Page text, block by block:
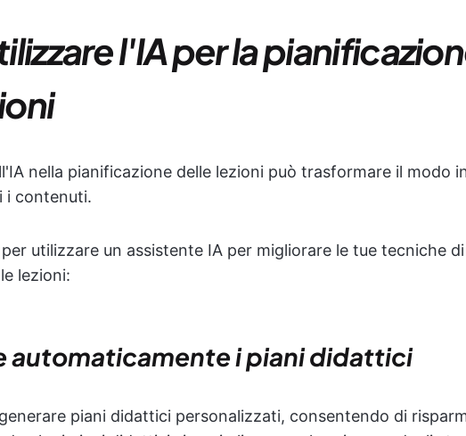
l'IA per la
nella pianificazione delle lezioni può trasformare il modo
i contenuti.
utilizzare un assistente IA per migliorare le tue tecniche di
lezioni:
automaticamente i piani didattici
piani didattici personalizzati, consentendo di